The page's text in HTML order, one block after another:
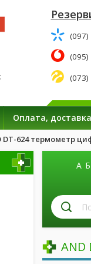
(097)
(095)
(073)
Оплата, доставка
DT-624 термометр
А Б
AND